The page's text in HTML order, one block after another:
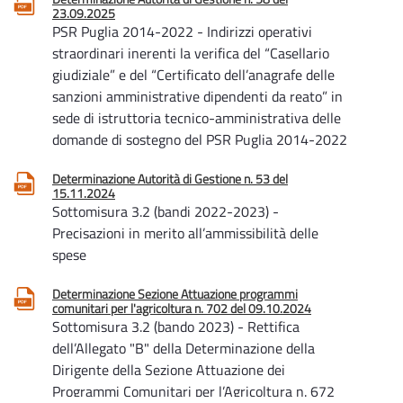
23.09.2025
PSR Puglia 2014-2022 - Indirizzi operativi
straordinari inerenti la verifica del “Casellario
giudiziale” e del “Certificato dell’anagrafe delle
sanzioni amministrative dipendenti da reato” in
sede di istruttoria tecnico-amministrativa delle
domande di sostegno del PSR Puglia 2014-2022
Determinazione Autorità di Gestione n. 53 del
15.11.2024
Sottomisura 3.2 (bandi 2022-2023) -
Precisazioni in merito all’ammissibilità delle
spese
Determinazione Sezione Attuazione programmi
comunitari per l'agricoltura n. 702 del 09.10.2024
Sottomisura 3.2 (bando 2023) - Rettifica
dell’Allegato "B" della Determinazione della
Dirigente della Sezione Attuazione dei
Programmi Comunitari per l’Agricoltura n. 672